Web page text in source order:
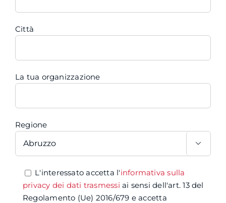
Città
La tua organizzazione
Regione

L'interessato accetta l'informativa sulla
privacy dei dati trasmessi ai sensi dell'art. 13 del
Regolamento (Ue) 2016/679 e accetta